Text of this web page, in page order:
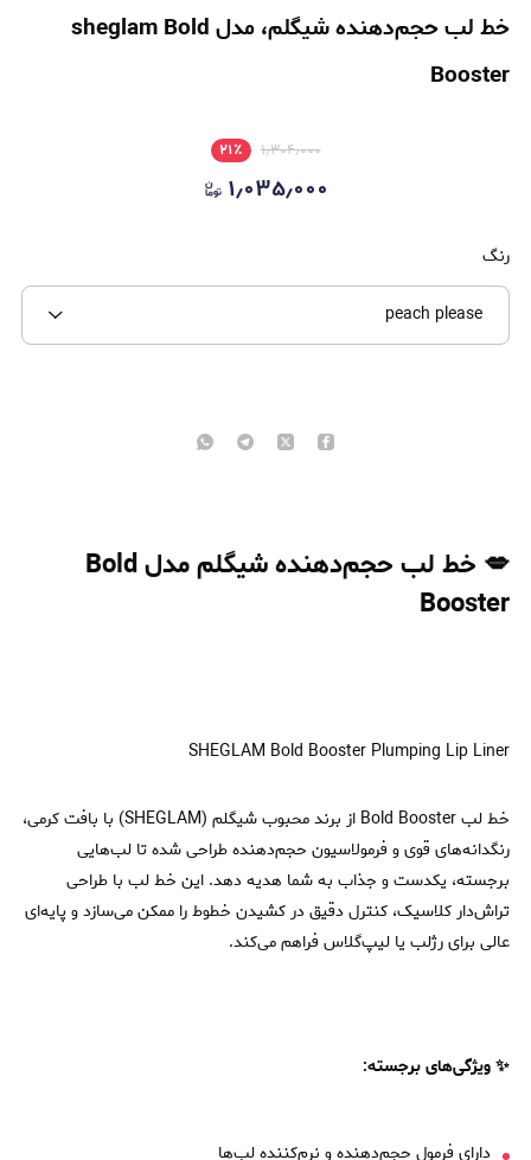
خط لب حجم‌دهنده شیگلم، مدل sheglam Bold
Booster
۱٫۳۰۴٫۰۰۰ ۲۱٪
۱٫۰۳۵٫۰۰۰
رنگ
peach please
💋 خط لب حجم‌دهنده شیگلم مدل Bold
Booster
SHEGLAM Bold Booster Plumping Lip Liner
خط لب Bold Booster از برند محبوب شیگلم (SHEGLAM) با بافت کرمی،
رنگدانه‌های قوی و فرمولاسیون حجم‌دهنده طراحی شده تا لب‌هایی
برجسته، یکدست و جذاب به شما هدیه دهد. این خط لب با طراحی
تراش‌دار کلاسیک، کنترل دقیق در کشیدن خطوط را ممکن می‌سازد و پایه‌ای
عالی برای رژلب یا لیپ‌گلاس فراهم می‌کند.
✨ ویژگی‌های برجسته:
دارای فرمول حجم‌دهنده و نرم‌کننده لب‌ها